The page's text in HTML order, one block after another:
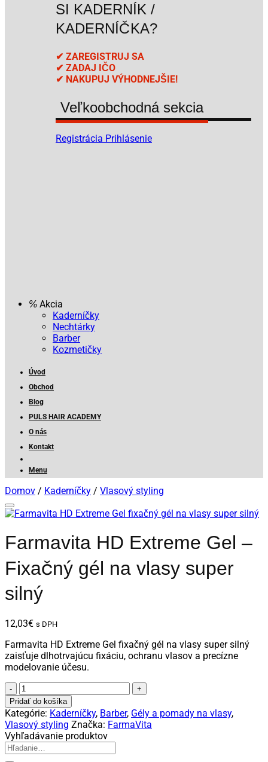
SI KADERNÍK /
KADERNÍČKA?
✔ ZAREGISTRUJ SA
✔ ZADAJ IČO
✔ NAKUPUJ VÝHODNEJŠIE!
Veľkoobchodná sekcia
Registrácia Prihlásenie
Akcia
Kaderníčky
Nechtárky
Barber
Kozmetičky
Úvod
Obchod
Blog
PULS HAIR ACADEMY
O nás
Kontakt
Menu
Domov / Kaderníčky / Vlasový styling
Farmavita HD Extreme Gel –
Fixačný gél na vlasy super
silný
12,03€ s DPH
Farmavita HD Extreme Gel fixačný gél na vlasy super silný
zaisťuje dlhotrvajúcu fixáciu, ochranu vlasov a precízne
modelovanie účesu.
množstvo
Farmavita
HD
Extreme
Gel
-
Fixačný
Pridať do košíka
Kategórie: Kaderníčky, Barber, Gély a pomady na vlasy,
Vlasový styling Značka: FarmaVita
Vyhľadávanie produktov
Hľadať: